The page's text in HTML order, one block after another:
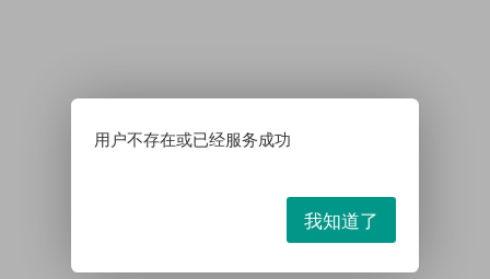
用户不存在或已经服务成功
我知道了